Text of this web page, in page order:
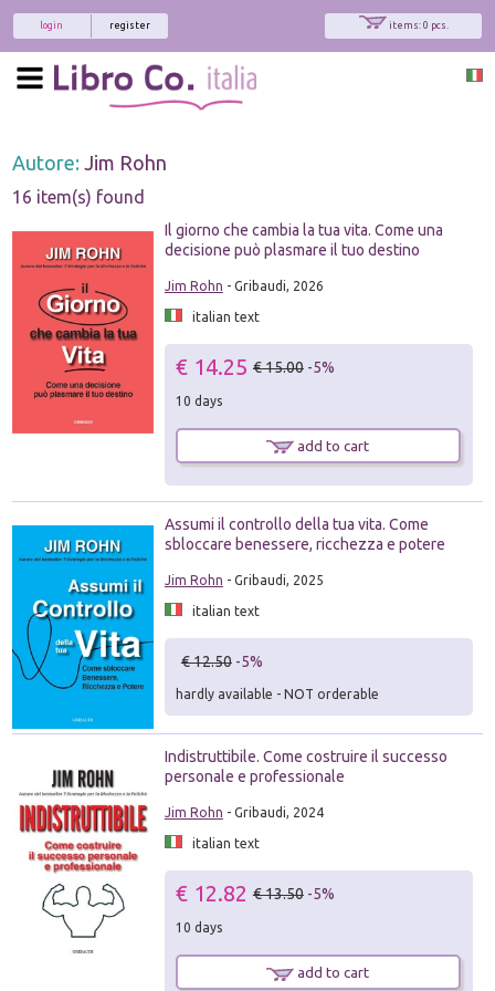
items: 0 pcs.
register
login
Autore: Jim Rohn
16 item(s) found
Il giorno che cambia la tua vita. Come una
decisione può plasmare il tuo destino
Jim Rohn - Gribaudi, 2026
italian text
€ 14.25 € 15.00 -5%
10 days
add to cart
Assumi il controllo della tua vita. Come
sbloccare benessere, ricchezza e potere
Jim Rohn - Gribaudi, 2025
italian text
€ 12.50 -5%
hardly available - NOT orderable
Indistruttibile. Come costruire il successo
personale e professionale
Jim Rohn - Gribaudi, 2024
italian text
€ 12.82 € 13.50 -5%
10 days
add to cart